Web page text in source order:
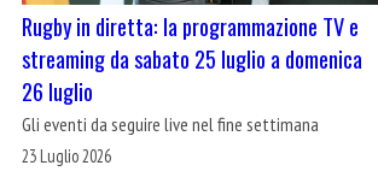
Rugby in diretta: la programmazione TV e
streaming da sabato 25 luglio a domenica
26 luglio
Gli eventi da seguire live nel fine settimana
23 Luglio 2026